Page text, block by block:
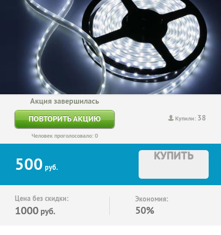
Купили: 38
Акция завершилась
ПОВТОРИТЬ АКЦИЮ
Человек проголосовало: 0
500 руб.
КУПИТЬ
Цена без скидки:
1000 руб.
Экономия:
50%